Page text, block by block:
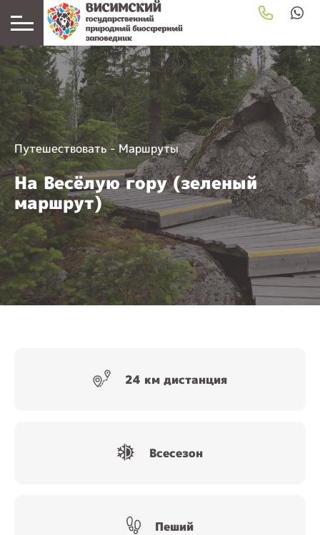
Путешествовать-Маршруты
На Весёлую гору (зеленый
маршрут)
24 км дистанция
Всесезон
Пеший